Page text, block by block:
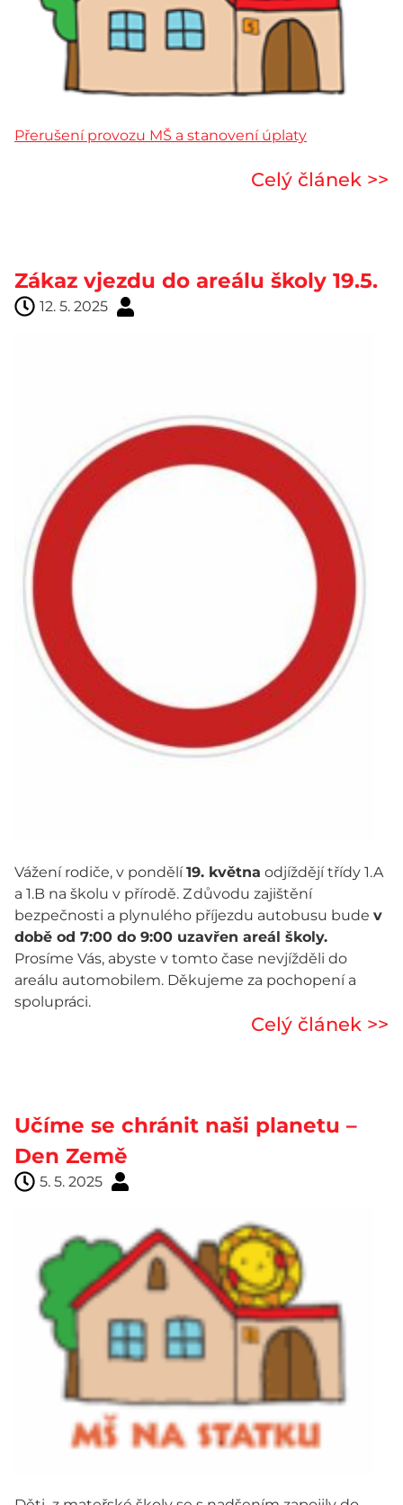
Přerušení provozu MŠ a stanovení úplaty
Celý článek >>
Zákaz vjezdu do areálu školy 19.5.
12. 5. 2025
Vážení rodiče, v pondělí19. května odjíždějí třídy 1.A
a 1.B na školu v přírodě. Z důvodu zajištění
bezpečnosti a plynulého příjezdu autobusu bude v
době od 7:00 do 9:00 uzavřen areál školy.
Prosíme Vás, abyste v tomto čase nevjížděli do
areálu automobilem. Děkujeme za pochopení a
spolupráci.
Celý článek >>
Učíme se chránit naši planetu –
Den Země
5. 5. 2025